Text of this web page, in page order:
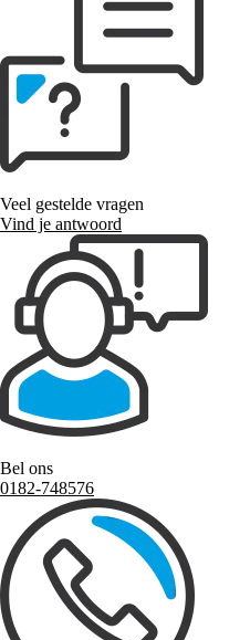
Veel gestelde vragen
Vind je antwoord
Bel ons
0182-748576